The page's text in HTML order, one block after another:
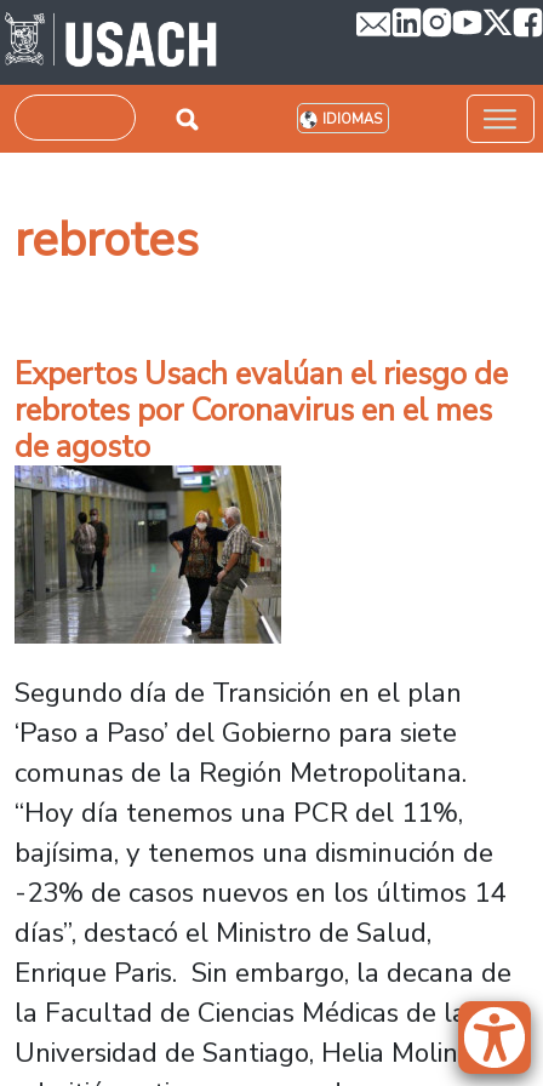
Pasar al contenido principal
Buscar IDIOMAS
rebrotes
Expertos Usach evalúan el riesgo de
rebrotes por Coronavirus en el mes
de agosto
Segundo día de Transición en el plan
‘Paso a Paso’ del Gobierno para siete
comunas de la Región Metropolitana.
“Hoy día tenemos una PCR del 11%,
bajísima, y tenemos una disminución de
-23% de casos nuevos en los últimos 14
días”, destacó el Ministro de Salud,
Enrique Paris. Sin embargo, la decana de
la Facultad de Ciencias Médicas de la
Universidad de Santiago, Helia Molina,